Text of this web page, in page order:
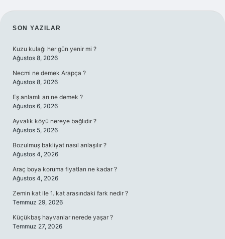
SIDEBAR
SON YAZILAR
Kuzu kulağı her gün yenir mi ?
Ağustos 8, 2026
Necmi ne demek Arapça ?
Ağustos 8, 2026
Eş anlamlı arı ne demek ?
Ağustos 6, 2026
Ayvalık köyü nereye bağlıdır ?
Ağustos 5, 2026
Bozulmuş bakliyat nasıl anlaşılır ?
Ağustos 4, 2026
Araç boya koruma fiyatları ne kadar ?
Ağustos 4, 2026
Zemin kat ile 1. kat arasındaki fark nedir ?
Temmuz 29, 2026
Küçükbaş hayvanlar nerede yaşar ?
Temmuz 27, 2026